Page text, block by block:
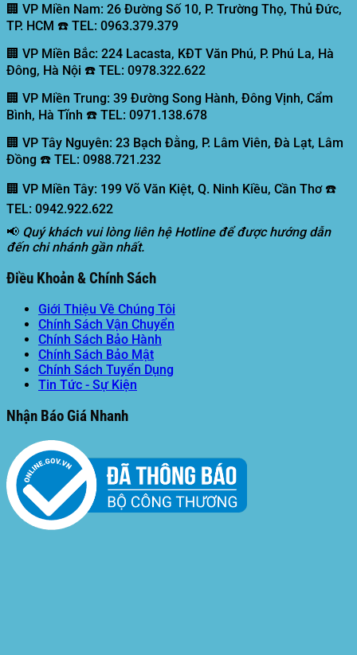
🏢 VP Miền Nam: 26 Đường Số 10, P. Trường Thọ, Thủ Đức,
TP. HCM ☎️ TEL: 0963.379.379
🏢 VP Miền Bắc: 224 Lacasta, KĐT Văn Phú, P. Phú La, Hà
Đông, Hà Nội ☎️ TEL: 0978.322.622
🏢 VP Miền Trung: 39 Đường Song Hành, Đông Vịnh, Cẩm
Bình, Hà Tĩnh ☎️ TEL: 0971.138.678
🏢 VP Tây Nguyên: 23 Bạch Đằng, P. Lâm Viên, Đà Lạt, Lâm
Đồng ☎️ TEL: 0988.721.232
🏢 VP Miền Tây: 199 Võ Văn Kiệt, Q. Ninh Kiều, Cần Thơ ☎️
TEL: 0942.922.622
📢 Quý khách vui lòng liên hệ Hotline để được hướng dẫn
đến chi nhánh gần nhất.
Điều Khoản & Chính Sách
Giới Thiệu Về Chúng Tôi
Chính Sách Vận Chuyển
Chính Sách Bảo Hành
Chính Sách Bảo Mật
Chính Sách Tuyển Dụng
Tin Tức - Sự Kiện
Nhận Báo Giá Nhanh